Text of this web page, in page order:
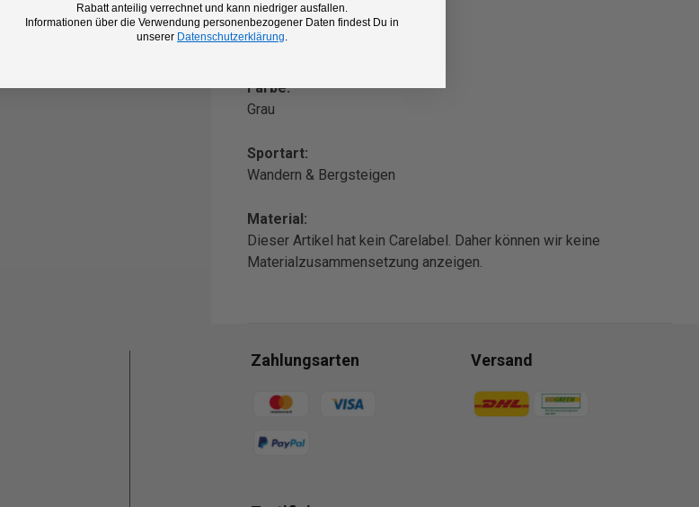
Produkt:
Wanderschuhe für Herren
Farbe:
Grau
Sportart:
Wandern & Bergsteigen
Material:
Dieser Artikel hat kein Carelabel. Daher können wir keine
Materialzusammensetzung anzeigen.
Zahlungsarten
Zahlungsmethoden
Versand
Zahlungsmethoden
Rabatt anteilig verrechnet und kann niedriger ausfallen.
Informationen über die Verwendung personenbezogener Daten findest Du in
unserer Datenschutzerklärung